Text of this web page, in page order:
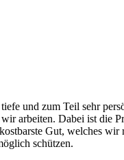
und zum Teil sehr
arbeiten. Dabei ist die
Gut, welches wir
schützen.